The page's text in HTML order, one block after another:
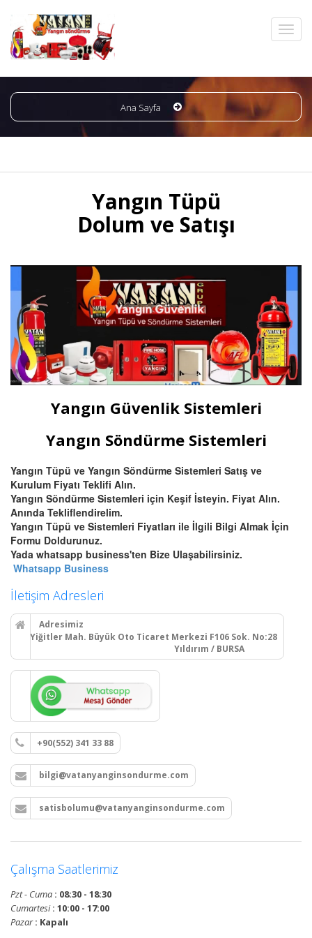
Ana Sayfa
Yangın Tüpü
Dolum ve Satışı
Yangın Güvenlik Sistemleri
Yangın Söndürme Sistemleri
Yangın Tüpü ve Yangın Söndürme Sistemleri Satış ve
Kurulum Fiyatı Teklifi Alın.
Yangın Söndürme Sistemleri için Keşif İsteyin. Fiyat Alın.
Anında Tekliflendirelim.
Yangın Tüpü ve Sistemleri Fiyatları ile İlgili Bilgi Almak İçin
Formu Doldurunuz.
Yada whatsapp business'ten Bize Ulaşabilirsiniz.
Whatsapp Business
İletişim Adresleri
Adresimiz
Yiğitler Mah. Büyük Oto Ticaret Merkezi F106 Sok. No:28
Yıldırım / BURSA
+90(552) 341 33 88
bilgi@vatanyanginsondurme.com
satisbolumu@vatanyanginsondurme.com
Çalışma Saatlerimiz
Pzt - Cuma : 08:30 - 18:30
Cumartesi: 10:00 - 17:00
Pazar: Kapalı